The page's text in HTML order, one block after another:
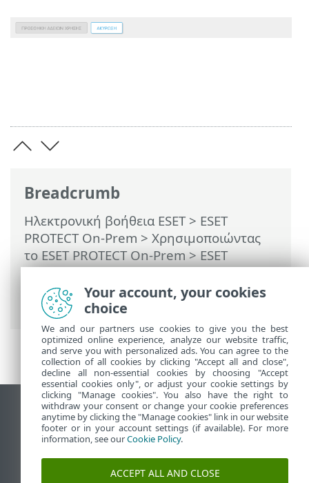
Breadcrumb
Ηλεκτρονική βοήθεια ESET> ESET
PROTECT On-Prem > Χρησιμοποιώντας
το ESET PROTECT On-Prem>ESET
PROTECT On-Prem Κύριο μενού>
Περισσότερα> Διαχείριση αδειών
χρήσης> Ενεργοποίηση εκτός σύνδεσης
Προβολή ιστότοπου επιφάνειας εργασίας
End of Life
Γνωσιακή βάση ESET
Ομάδα συζήτησης ESET
Your account, your cookies
choice
We and our partners use cookies to give you the best
optimized online experience, analyze our website traffic,
and serve you with personalized ads. You can agree to the
collection of all cookies by clicking "Accept all and close",
decline all non-essential cookies by choosing "Accept
essential cookies only", or adjust your cookie settings by
clicking "Manage cookies". You also have the right to
withdraw your consent or change your cookie preferences
anytime by clicking the "Manage cookies" link in our website
footer or in your account settings (if available). For more
information, see ourCookie Policy.
ACCEPT ALL AND CLOSE